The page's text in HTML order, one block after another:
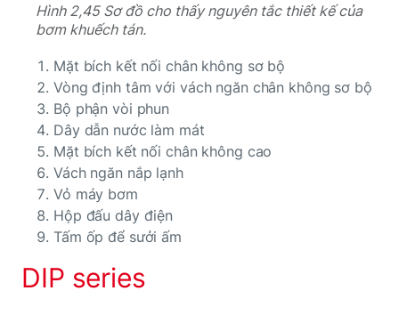
Hình 2,45 Sơ đồ cho thấy nguyên tắc thiết kế của
bơm khuếch tán.
Mặt bích kết nối chân không sơ bộ
Vòng định tâm với vách ngăn chân không sơ bộ
Bộ phận vòi phun
Dây dẫn nước làm mát
Mặt bích kết nối chân không cao
Vách ngăn nắp lạnh
Vỏ máy bơm
Hộp đấu dây điện
Tấm ốp để sưởi ấm
DIP series